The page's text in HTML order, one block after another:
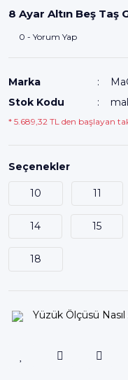
8 Ayar Altın Beş Taş
0 - Yorum Yap
Marka
Stok Kodu
* 5.689,32 TL den başlayan
Seçenekler
10 11
14 15
18
Yüzük Ölçüsü Nasıl